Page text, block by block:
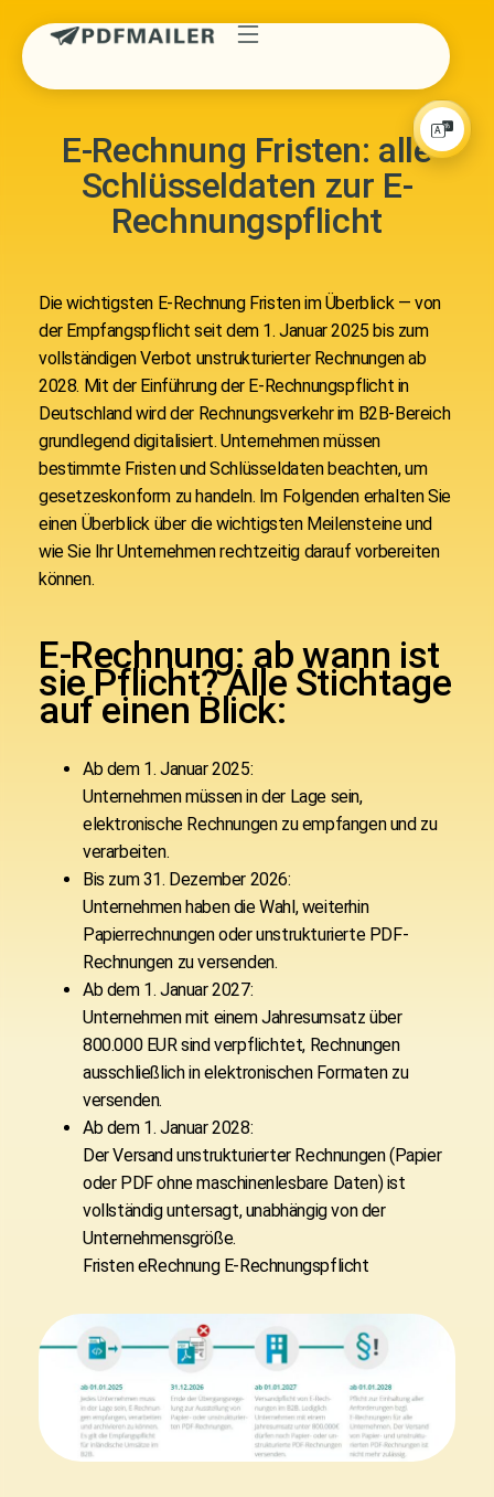
E-Rechnung Fristen: alle
Schlüsseldaten zur E-
Rechnungspflicht
Die wichtigsten E-Rechnung Fristen im Überblick — von
der Empfangspflicht seit dem 1. Januar 2025 bis zum
vollständigen Verbot unstrukturierter Rechnungen ab
2028. Mit der Einführung der E-Rechnungspflicht in
Deutschland wird der Rechnungsverkehr im B2B-Bereich
grundlegend digitalisiert. Unternehmen müssen
bestimmte Fristen und Schlüsseldaten beachten, um
gesetzeskonform zu handeln. Im Folgenden erhalten Sie
einen Überblick über die wichtigsten Meilensteine und
wie Sie Ihr Unternehmen rechtzeitig darauf vorbereiten
können.
E-Rechnung: ab wann ist
sie Pflicht? Alle Stichtage
auf einen Blick:
Ab dem 1. Januar 2025:
Unternehmen müssen in der Lage sein,
elektronische Rechnungen zu empfangen und zu
verarbeiten.
Bis zum 31. Dezember 2026:
Unternehmen haben die Wahl, weiterhin
Papierrechnungen oder unstrukturierte PDF-
Rechnungen zu versenden.
Ab dem 1. Januar 2027:
Unternehmen mit einem Jahresumsatz über
800.000 EUR sind verpflichtet, Rechnungen
ausschließlich in elektronischen Formaten zu
versenden.
Ab dem 1. Januar 2028:
Der Versand unstrukturierter Rechnungen (Papier
oder PDF ohne maschinenlesbare Daten) ist
vollständig untersagt, unabhängig von der
Unternehmensgröße.
Fristen eRechnung E-Rechnungspflicht